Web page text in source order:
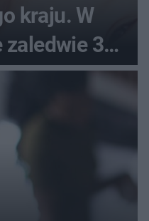
kraju. W
zaledwie 3